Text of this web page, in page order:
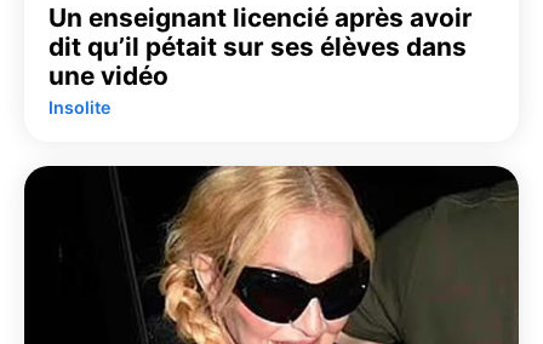
Un enseignant licencié après avoir
dit qu’il pétait sur ses élèves dans
une vidéo
Insolite